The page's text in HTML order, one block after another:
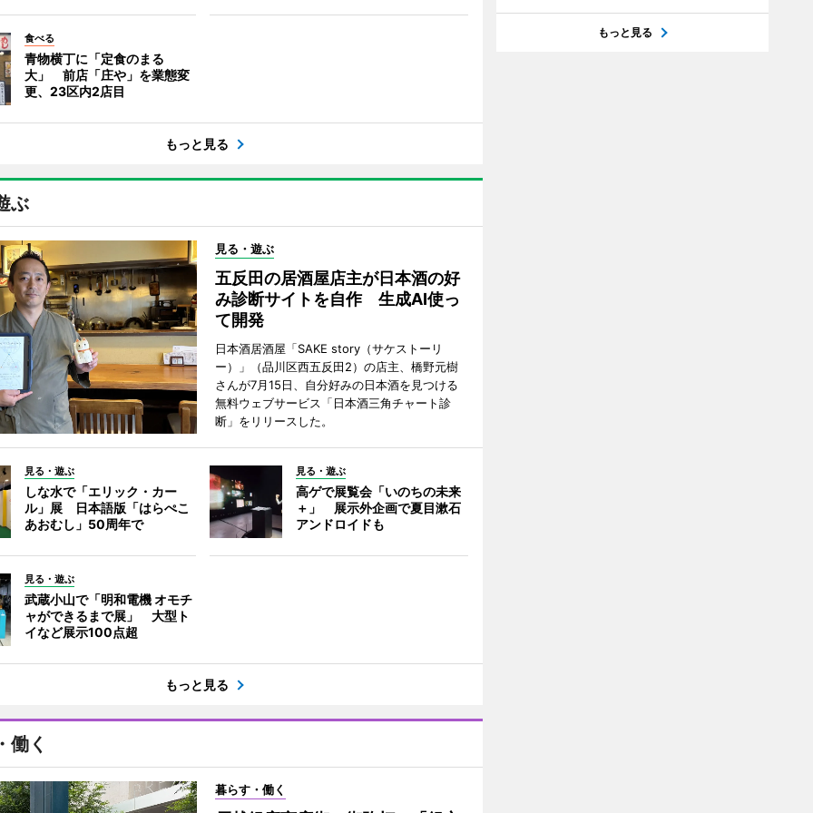
食べる
青物横丁に「定食のまる
大」 前店「庄や」を業態変
更、23区内2店目
もっと見る
ぶ
見る・遊ぶ
五反田の居酒屋店主が日本酒の好
み診断サイトを自作 生成AI使っ
て開発
日本酒居酒屋「SAKE story（サケストーリ
ー）」（品川区西五反田2）の店主、橋野元樹
さんが7月15日、自分好みの日本酒を見つける
無料ウェブサービス「日本酒三角チャート診
断」をリリースした。
見る・遊ぶ
しな水で「エリック・カー
ル」展 日本語版「はらぺこ
あおむし」50周年で
見る・遊ぶ
高ゲで展覧会「いのちの未来
＋」 展示外企画で夏目漱石
アンドロイドも
見る・遊ぶ
武蔵小山で「明和電機 オモチ
ャができるまで展」 大型ト
イなど展示100点超
もっと見る
働く
暮らす・働く
もっと見る